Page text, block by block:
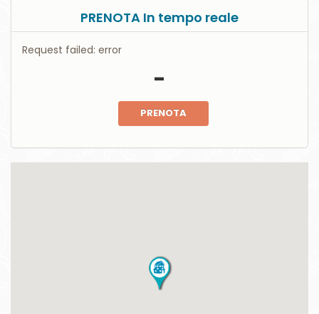
PRENOTA In tempo reale
Request failed: error
-
PRENOTA